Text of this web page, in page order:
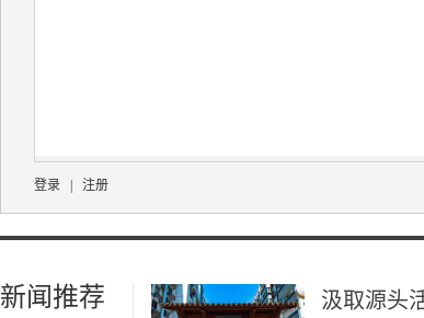
登录 注册
新闻推荐
汲取源头